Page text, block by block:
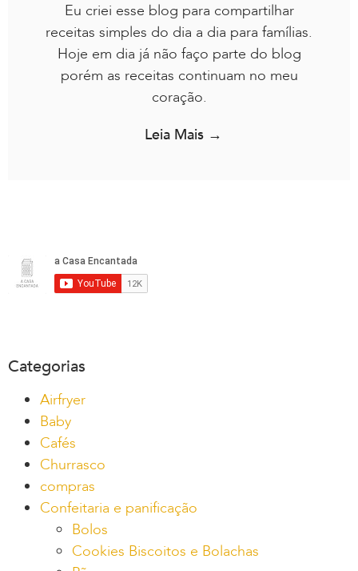
Eu criei esse blog para compartilhar
receitas simples do dia a dia para famílias.
Hoje em dia já não faço parte do blog
porém as receitas continuam no meu
coração.
Leia Mais →
Categorias
Airfryer
Baby
Cafés
Churrasco
compras
Confeitaria e panificação
Bolos
Cookies Biscoitos e Bolachas